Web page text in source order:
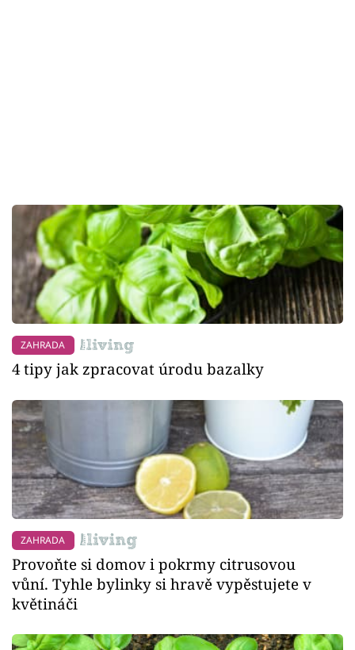
ZAHRADA
4 tipy jak zpracovat úrodu bazalky
ZAHRADA
Provoňte si domov i pokrmy citrusovou
vůní. Tyhle bylinky si hravě vypěstujete v
květináči